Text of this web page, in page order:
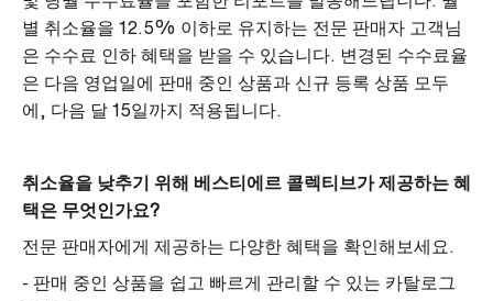
별 취소율을 12.5% 이하로 유지하는 전문 판매자 고객님
은 수수료 인하 혜택을 받을 수 있습니다. 변경된 수수료율
은 다음 영업일에 판매 중인 상품과 신규 등록 상품 모두
에, 다음 달 15일까지 적용됩니다.
취소율을 낮추기 위해 베스티에르 콜렉티브가 제공하는 혜
택은 무엇인가요?
전문 판매자에게 제공하는 다양한 혜택을 확인해보세요.
- 판매 중인 상품을 쉽고 빠르게 관리할 수 있는 카탈로그